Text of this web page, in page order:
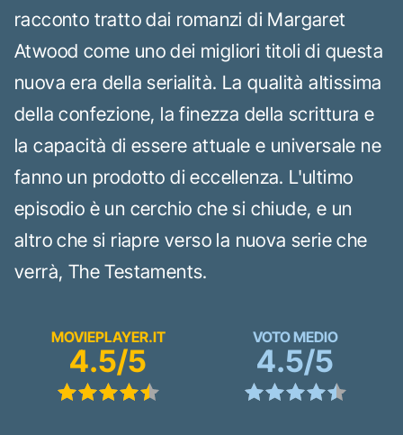
racconto tratto dai romanzi di Margaret
Atwood come uno dei migliori titoli di questa
nuova era della serialità. La qualità altissima
della confezione, la finezza della scrittura e
la capacità di essere attuale e universale ne
fanno un prodotto di eccellenza. L'ultimo
episodio è un cerchio che si chiude, e un
altro che si riapre verso la nuova serie che
verrà, The Testaments.
MOVIEPLAYER.IT
4.5/5
VOTO MEDIO
4.5/5